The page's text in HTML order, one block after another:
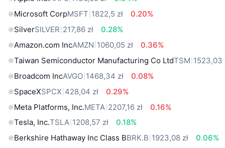
Microsoft CorpMSFT 1822,5 zł
0.20%
SilverSILVER 217,86 zł
0.28%
Amazon.com IncAMZN 1060,05 zł
0.36%
Taiwan Semiconductor Manufacturing Co LtdTSM 1523,03
Broadcom IncAVGO 1468,34 zł
0.08%
SpaceXSPCX 428,04 zł
0.29%
Meta Platforms, Inc.META 2207,16 zł
0.16%
Tesla, Inc.TSLA 1208,57 zł
0.18%
Berkshire Hathaway Inc Class BBRK.B 1923,08 zł
0.06%